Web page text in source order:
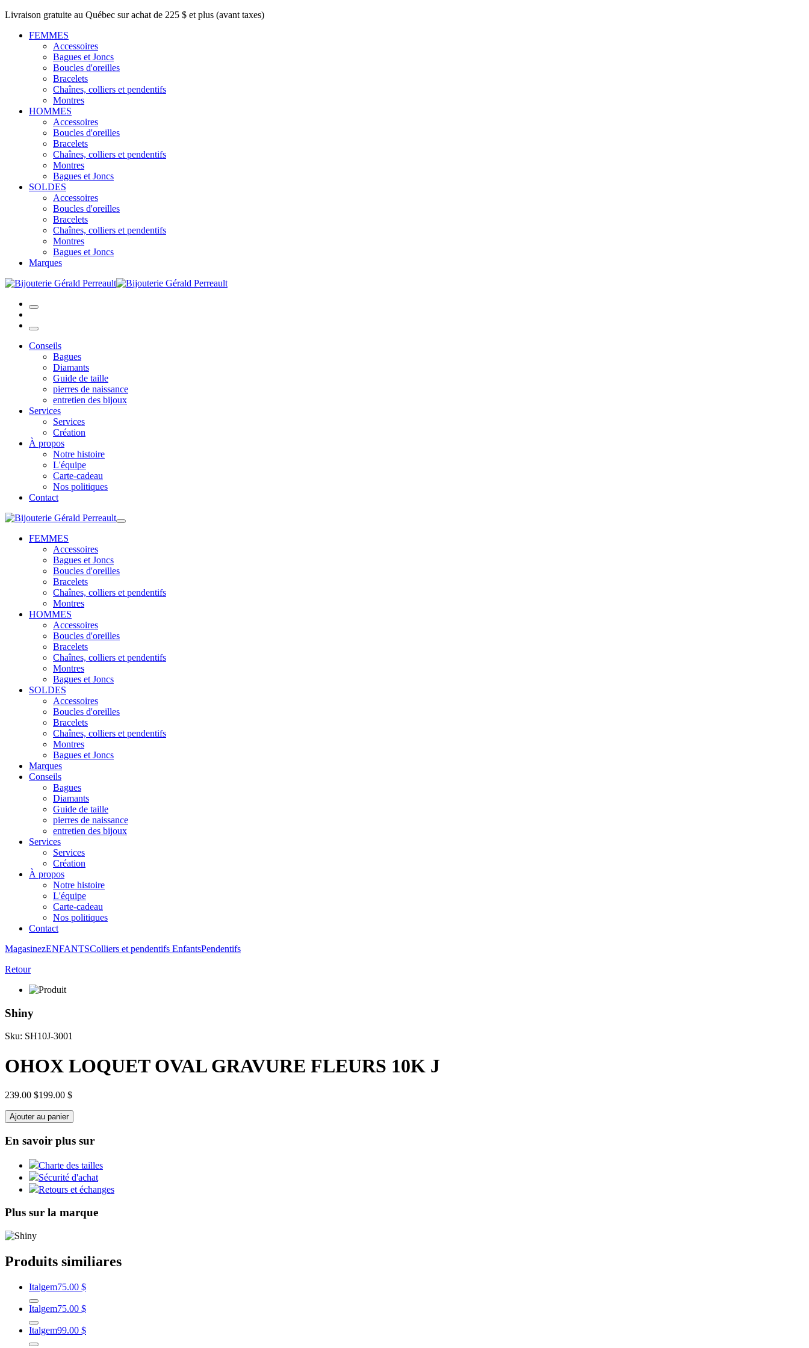
Livraison gratuite au Québec sur achat de 225 $ et plus (avant taxes)
FEMMES
Accessoires
Bagues et Joncs
Boucles d'oreilles
Bracelets
Chaînes, colliers et pendentifs
Montres
HOMMES
Accessoires
Boucles d'oreilles
Bracelets
Chaînes, colliers et pendentifs
Montres
Bagues et Joncs
SOLDES
Accessoires
Boucles d'oreilles
Bracelets
Chaînes, colliers et pendentifs
Montres
Bagues et Joncs
Marques
Conseils
Bagues
Diamants
Guide de taille
pierres de naissance
entretien des bijoux
Services
Services
Création
À propos
Notre histoire
L'équipe
Carte-cadeau
Nos politiques
Contact
FEMMES
Accessoires
Bagues et Joncs
Boucles d'oreilles
Bracelets
Chaînes, colliers et pendentifs
Montres
HOMMES
Accessoires
Boucles d'oreilles
Bracelets
Chaînes, colliers et pendentifs
Montres
Bagues et Joncs
SOLDES
Accessoires
Boucles d'oreilles
Bracelets
Chaînes, colliers et pendentifs
Montres
Bagues et Joncs
Marques
Conseils
Bagues
Diamants
Guide de taille
pierres de naissance
entretien des bijoux
Services
Services
Création
À propos
Notre histoire
L'équipe
Carte-cadeau
Nos politiques
Contact
MagasinezENFANTSColliers et pendentifs EnfantsPendentifs
Retour
Shiny
Sku: SH10J-3001
OHOX LOQUET OVAL GRAVURE FLEURS 10K J
239.00 $199.00 $
Ajouter au panier
En savoir plus sur
Charte des tailles
Sécurité d'achat
Retours et échanges
Plus sur la marque
Produits similiares
Italgem75.00 $
Italgem75.00 $
Italgem99.00 $